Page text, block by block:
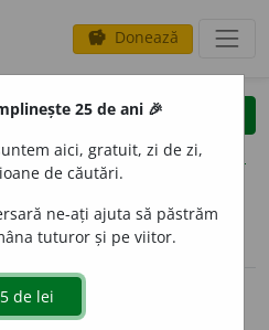
savings Donează
clear
opțiuni
25 de ani 🎉
aici, gratuit, zi de zi,
de căutări.
ne-ați ajuta să păstrăm
tuturor și pe viitor.